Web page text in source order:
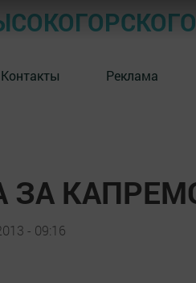
Контакты Реклама
ЗА
- 09:16